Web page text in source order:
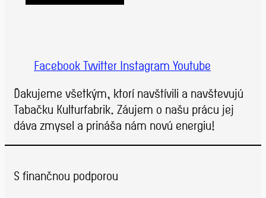
Facebook Twitter Instagram Youtube
Ďakujeme všetkým, ktorí navštívili a navštevujú
Tabačku Kulturfabrik. Záujem o našu prácu jej
dáva zmysel a prináša nám novú energiu!
S finančnou podporou